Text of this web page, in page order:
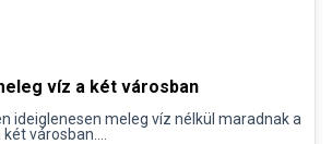
víz a két városban
ideiglenesen meleg víz nélkül maradnak a
városban....